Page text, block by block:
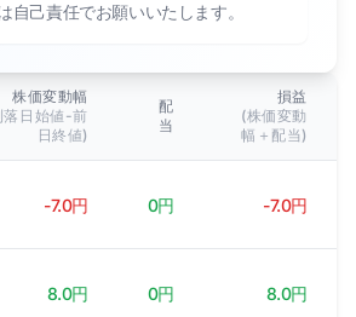
自己責任でお願いいたします。
株価変動幅
落日始値-前
日終値)
配
当
損益
(株価変動
幅＋配当)
-7.0円 0円 -7.0円
8.0円 0円 8.0円